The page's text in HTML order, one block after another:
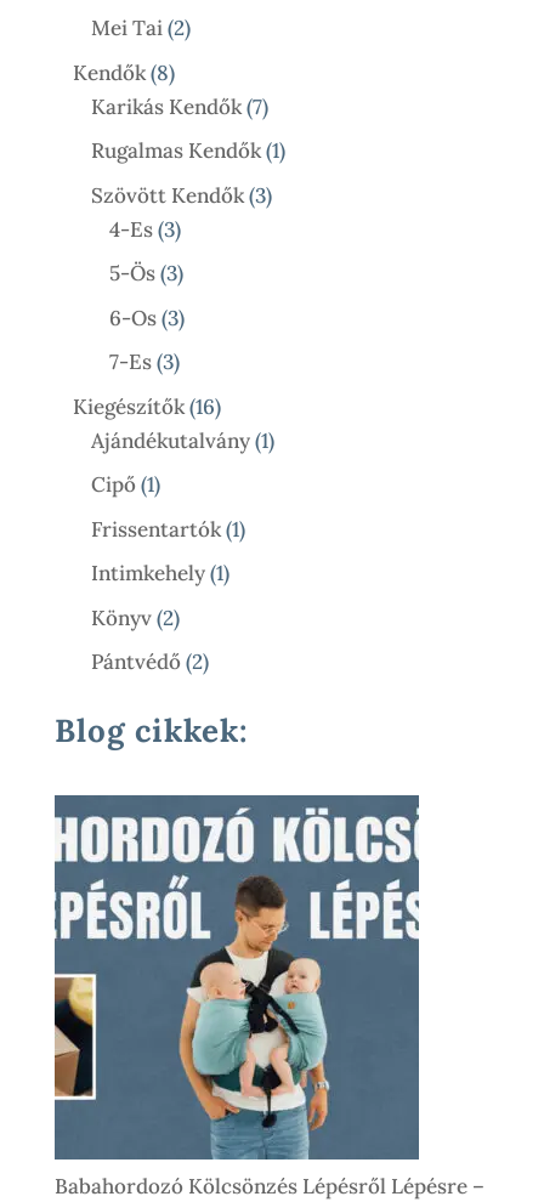
Mei Tai 22
Kendők 88
Termék
Karikás Kendők 77
Termék
Rugalmas Kendők 11
Szövött Kendők 33
4-Es 33
Termék
5-Ös 33
Termék
6-Os 33
Termék
7-Es 33
Termék
Kiegészítők 1616
Termék
Ajándékutalvány 11
Cipő 11
Termék
Frissentartók 11
Intimkehely 11
Könyv 22
Termék
Pántvédő 22
Blog cikkek:
Babahordozó Kölcsönzés Lépésről Lépésre –